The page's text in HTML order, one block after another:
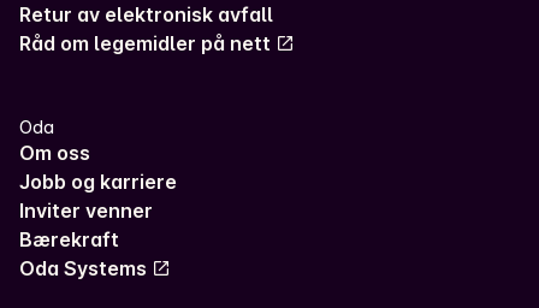
Retur av elektronisk avfall
Råd om legemidler på nett
Oda
Om oss
Jobb og karriere
Inviter venner
Bærekraft
Oda Systems